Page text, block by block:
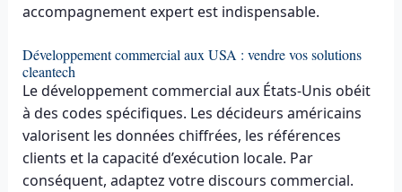
accompagnement expert est indispensable.
Développement commercial aux USA : vendre vos solutions
cleantech
Le développement commercial aux États-Unis obéit
à des codes spécifiques. Les décideurs américains
valorisent les données chiffrées, les références
clients et la capacité d’exécution locale. Par
conséquent, adaptez votre discours commercial.